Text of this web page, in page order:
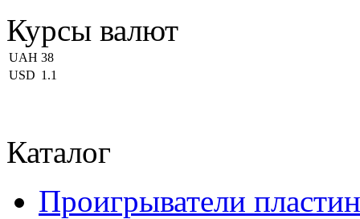
Курсы валют
UAH 38
USD 1.1
Каталог
Проигрыватели